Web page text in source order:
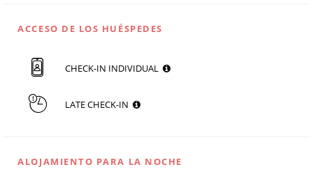
ACCESO DE LOS HUÉSPEDES
CHECK-IN INDIVIDUAL
LATE CHECK-IN
ALOJAMIENTO PARA LA NOCHE